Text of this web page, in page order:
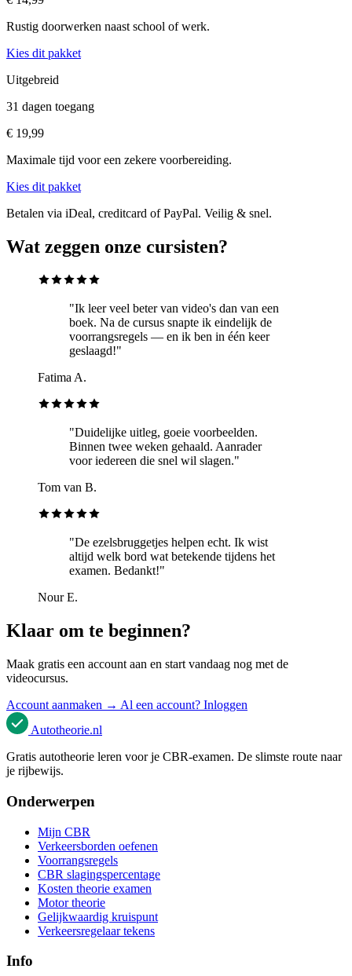
Rustig doorwerken naast school of werk.
Kies dit pakket
Uitgebreid
31 dagen toegang
€ 19,99
Maximale tijd voor een zekere voorbereiding.
Kies dit pakket
Betalen via iDeal, creditcard of PayPal. Veilig & snel.
Wat zeggen onze cursisten?
"Ik leer veel beter van video's dan van een
boek. Na de cursus snapte ik eindelijk de
voorrangsregels — en ik ben in één keer
geslaagd!"
Fatima A.
"Duidelijke uitleg, goeie voorbeelden.
Binnen twee weken gehaald. Aanrader
voor iedereen die snel wil slagen."
Tom van B.
"De ezelsbruggetjes helpen echt. Ik wist
altijd welk bord wat betekende tijdens het
examen. Bedankt!"
Nour E.
Klaar om te beginnen?
Maak gratis een account aan en start vandaag nog met de
videocursus.
Account aanmaken → Al een account? Inloggen
Autotheorie.nl
Gratis autotheorie leren voor je CBR-examen. De slimste route naar
je rijbewijs.
Onderwerpen
Mijn CBR
Verkeersborden oefenen
Voorrangsregels
CBR slagingspercentage
Kosten theorie examen
Motor theorie
Gelijkwaardig kruispunt
Verkeersregelaar tekens
Info